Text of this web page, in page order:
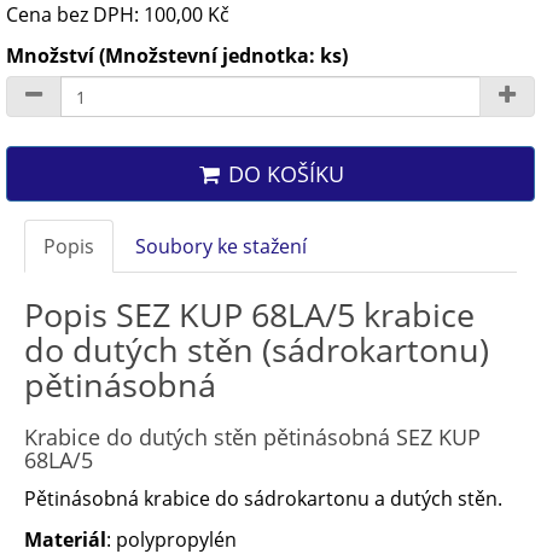
Cena bez DPH: 100,00 Kč
Množství (Množstevní jednotka: ks)
DO KOŠÍKU
Popis Soubory ke stažení
Popis SEZ KUP 68LA/5 krabice
do dutých stěn (sádrokartonu)
pětinásobná
Krabice do dutých stěn pětinásobná SEZ KUP
68LA/5
Pětinásobná krabice do sádrokartonu a dutých stěn.
Materiál: polypropylén